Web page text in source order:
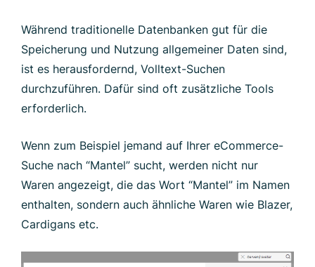
Während traditionelle Datenbanken gut für die
Speicherung und Nutzung allgemeiner Daten sind,
ist es herausfordernd, Volltext-Suchen
durchzuführen. Dafür sind oft zusätzliche Tools
erforderlich.
Wenn zum Beispiel jemand auf Ihrer eCommerce-
Suche nach “Mantel” sucht, werden nicht nur
Waren angezeigt, die das Wort “Mantel” im Namen
enthalten, sondern auch ähnliche Waren wie Blazer,
Cardigans etc.